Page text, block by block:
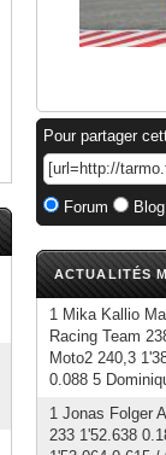
Pour partager
Forum
ACTUALITÉS
1 Mika Kallio
Racing Team
Moto2 240,3
0.088 5
1 Jonas Folger
233 1'52.638